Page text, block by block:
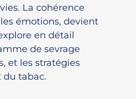
La cohérence
émotions, devient
en détail
de sevrage
et les stratégies
du tabac.